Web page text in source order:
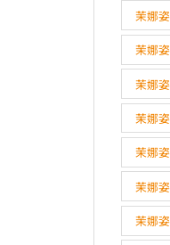
茉娜
茉娜
茉娜
茉娜
茉娜
茉娜
茉娜